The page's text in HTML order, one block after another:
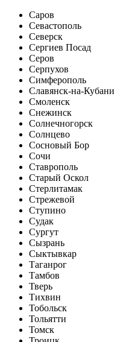
Саров
Севастополь
Северск
Сергиев Посад
Серов
Серпухов
Симферополь
Славянск-на-Кубани
Смоленск
Снежинск
Солнечногорск
Солнцево
Сосновый Бор
Сочи
Ставрополь
Старый Оскол
Стерлитамак
Стрежевой
Ступино
Судак
Сургут
Сызрань
Сыктывкар
Таганрог
Тамбов
Тверь
Тихвин
Тобольск
Тольятти
Томск